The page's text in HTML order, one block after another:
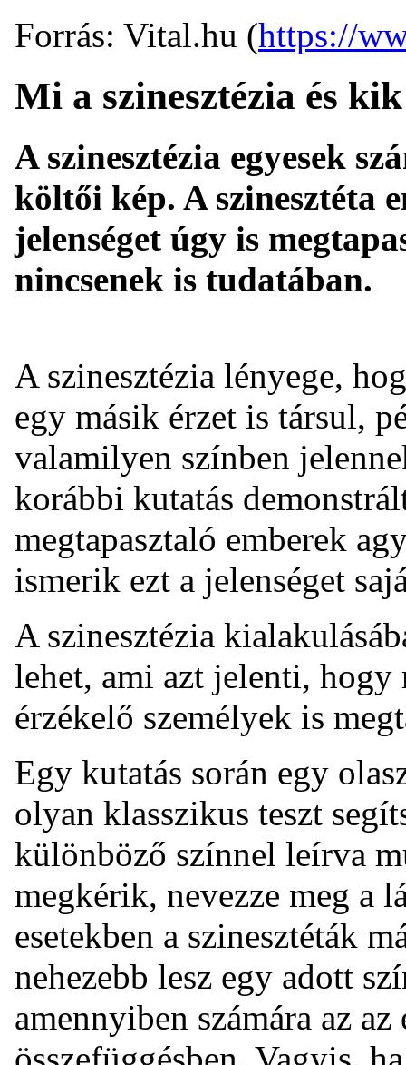
Forrás: Vital.hu (https://
Mi a szinesztézia és
A szinesztézia egyesek
költői kép. A szinesztéta
jelenséget úgy is
nincsenek is tudatában.
A szinesztézia lényege,
egy másik érzet is társul,
valamilyen színben
korábbi kutatás
megtapasztaló emberek
ismerik ezt a jelenséget
A szinesztézia
lehet, ami azt jelenti, hogy
érzékelő személyek is
Egy kutatás során egy
olyan klasszikus teszt
különböző színnel leírva
megkérik, nevezze meg a
esetekben a szinesztéták
nehezebb lesz egy adott
amennyiben számára az